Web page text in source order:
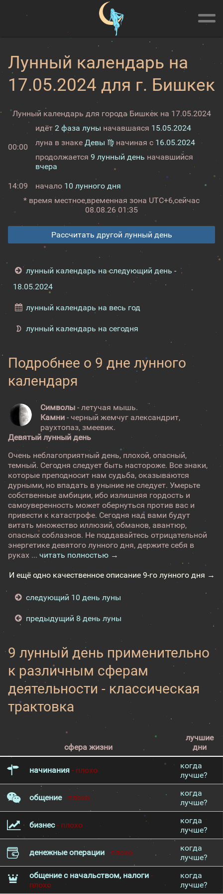
Лунный календарь на
17.05.2024 для г. Бишкек
Лунный календарь для города Бишкек на 17.05.2024
00:00
идёт 2 фаза луны начавшаяся 15.05.2024
луна в знаке Девы ♍ начиная с 16.05.2024
продолжается 9 лунный день начавшийся
вчера
14:09 начало 10 лунного дня
* время местное,временная зона UTC+6,сейчас
08.08.26 01:35
Рассчитать другой лунный день
лунный календарь на следующий день -
18.05.2024
лунный календарь на весь год
лунный календарь на сегодня
Подробнее о 9 дне лунного
календаря
Символы - летучая мышь.
Камни - черный жемчуг александрит,
раухтопаз, змеевик.
Девятый лунный день
Очень неблагоприятный день, плохой, опасный,
темный. Сегодня следует быть настороже. Все знаки,
которые преподносит нам судьба, оказываются
дурными, но впадать в уныние не следует. Умерьте
собственные амбиции, ибо излишняя гордость и
самоуверенность может обернуться против вас и
привести к катастрофе. Сегодня над вами будут
витать множество иллюзий, обманов, авантюр,
опасных соблазнов. Не поддавайтесь отрицательной
энергетике девятого лунного дня, держите себя в
руках ... читать полностью →
И ещё одно качественное описание 9-го лунного дня →
следующий 10 день луны
предыдущий 8 день луны
9 лунный день применительно
к различным сферам
деятельности - классическая
трактовка
сфера жизни
лучшие
дни
начинания - плохо
когда
лучше?
общение- плохо
когда
лучше?
бизнес- плохо
когда
лучше?
денежные операции - плохо
когда
лучше?
общение с начальством, налоги -
плохо
когда
лучше?